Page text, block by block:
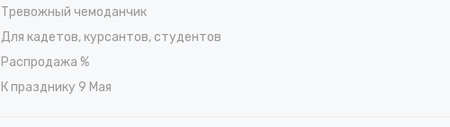
Тревожный чемоданчик
Для кадетов, курсантов, студентов
Распродажа %
К празднику 9 Мая